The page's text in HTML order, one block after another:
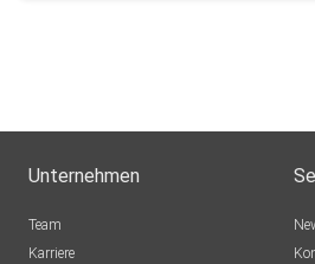
Unternehmen
Team
Karriere